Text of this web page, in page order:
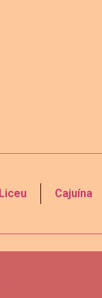
Liceu Cajuína